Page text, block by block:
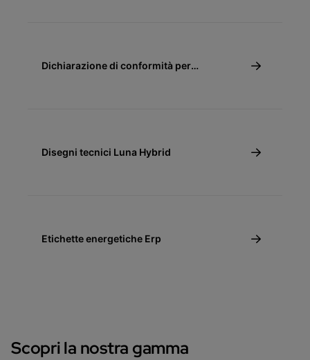
Dichiarazione di conformità per
Disegni tecnici Luna Hybrid
Etichette energetiche Erp
Scopri la nostra gamma